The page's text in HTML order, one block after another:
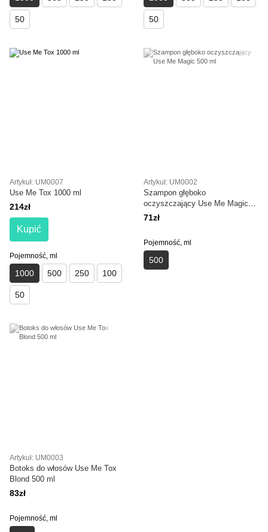
50 50
Artykuł: UM0007
Use Me Tox 1000 ml
214zł
Kupić
Pojemność, ml
1000 500 250 100
50
Artykuł: UM0002
Szampon głęboko
oczyszczający Use Me Magic
500 ml
71zł
Pojemność, ml
500
Artykuł: UM0003
Botoks do włosów Use Me Tox
Blond 500 ml
83zł
Pojemność, ml